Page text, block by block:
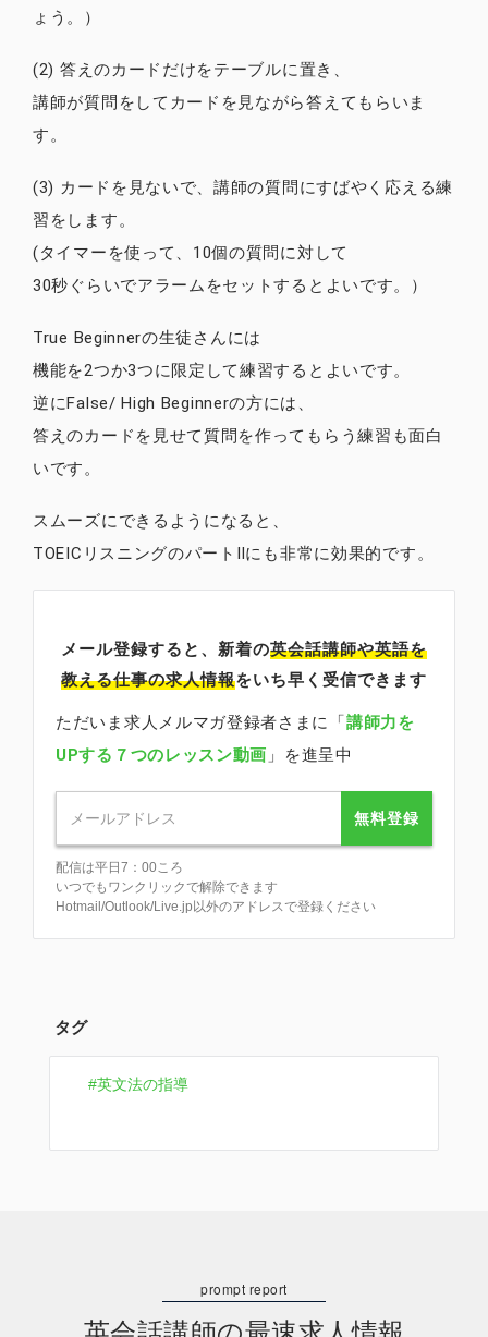
ょう。）
(2) 答えのカードだけをテーブルに置き、
講師が質問をしてカードを見ながら答えてもらいま
す。
(3) カードを見ないで、講師の質問にすばやく応える練
習をします。
(タイマーを使って、10個の質問に対して
30秒ぐらいでアラームをセットするとよいです。）
True Beginnerの生徒さんには
機能を2つか3つに限定して練習するとよいです。
逆にFalse/ High Beginnerの方には、
答えのカードを見せて質問を作ってもらう練習も面白
いです。
スムーズにできるようになると、
TOEICリスニングのパートⅡにも非常に効果的です。
メール登録すると、新着の英会話講師や英語を
教える仕事の求人情報をいち早く受信できます
ただいま求人メルマガ登録者さまに「講師力を
UPする７つのレッスン動画 」を進呈中
無料登録
配信は平日7：00ころ
いつでもワンクリックで解除できます
Hotmail/Outlook/Live.jp以外のアドレスで登録ください
タグ
英文法の指導